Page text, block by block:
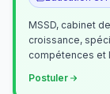
MSSD, cabinet
croissance,
compétences et
Postuler